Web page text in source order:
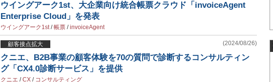
ウイングアーク1st、大企業向け統合帳票クラウド「invoiceAgent
Enterprise Cloud」を発表
ウイングアーク1st/帳票 /invoiceAgent
顧客接点拡大 (2024/08/26)
クニエ、B2B事業の顧客体験を70の質問で診断するコンサルティン
グ「CX4.0診断サービス」を提供
クニエ /CX / コンサルティング